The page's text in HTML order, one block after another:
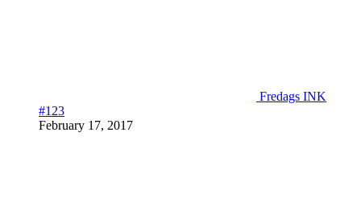
Fredags INK
#123
February 17, 2017